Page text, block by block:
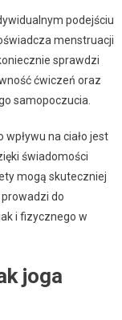
podejściu
menstruacji
sprawdzi
ćwiczeń oraz
samopoczucia.
na ciało jest
świadomości
mogą skuteczniej
do
i fizycznego w
joga